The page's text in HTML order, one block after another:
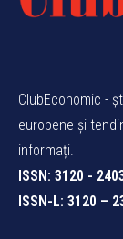
ClubEconomic -
europene și
informați.
ISSN: 3120 -
ISSN-L: 3120 –